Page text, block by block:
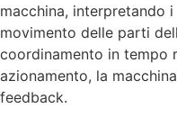
macchina, interpretando
movimento delle parti
coordinamento in tempo
azionamento, la
feedback.